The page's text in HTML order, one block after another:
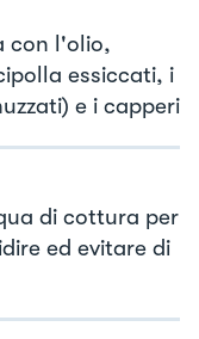
con l'olio,
essiccati, i
e i capperi
di cottura per
ed evitare di